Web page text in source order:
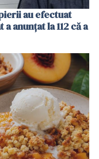
au efectuat
anunțat la 112 că a